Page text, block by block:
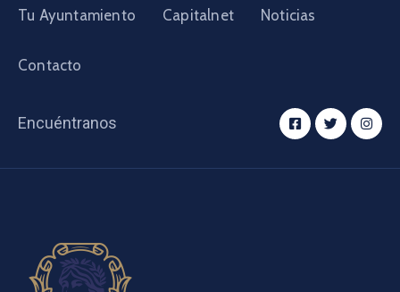
Tu Ayuntamiento Capitalnet Noticias
Contacto
Encuéntranos